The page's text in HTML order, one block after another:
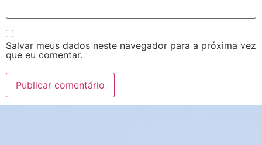
Salvar meus dados neste navegador para a próxima vez
que eu comentar.